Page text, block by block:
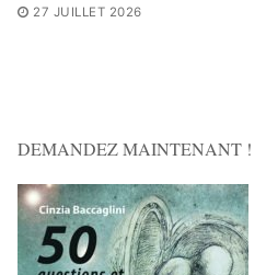
27 JUILLET 2026
DEMANDEZ MAINTENANT !